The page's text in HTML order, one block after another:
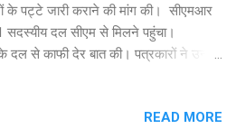
के पट्टे जारी कराने की मांग की। सीएमआर
सदस्‍यीय दल सीएम से मिलने पहुंचा।
से काफी देर बात की। पत्रकारों ने उन्‍हें
की योजना है और मुख्‍यमंत्री जी ही इसके
READ MORE